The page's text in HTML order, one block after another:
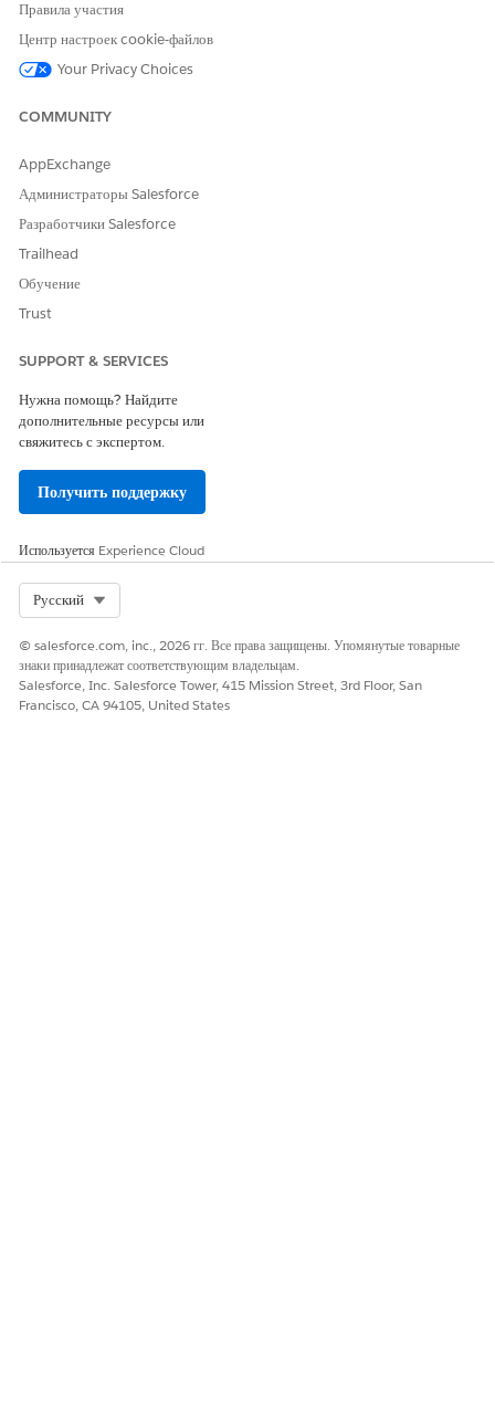
Нажмите кнопку «Действие».
Откладывайте предупреждение на 24 часа или пропустите его.
Справка Salesforce: Предупреждения о записи в контактном
центре
ЭТА СТАТЬЯ РЕШИЛА ВАШУ ПРОБЛЕМУ?
Оставьте свой отзыв, чтобы мы могли стать лучше!
Да Нет
Правила участия
Центр настроек cookie-файлов
Your Privacy Choices
COMMUNITY
AppExchange
Администраторы Salesforce
Разработчики Salesforce
Trailhead
Обучение
Trust
SUPPORT & SERVICES
Нужна помощь? Найдите
дополнительные ресурсы или
свяжитесь с экспертом.
Получить поддержку
Используется Experience Cloud
Русский
© salesforce.com, inc., 2026 гг. Все права защищены. Упомянутые товарные
знаки принадлежат соответствующим владельцам.
Salesforce, Inc. Salesforce Tower, 415 Mission Street, 3rd Floor, San
Francisco, CA 94105, United States